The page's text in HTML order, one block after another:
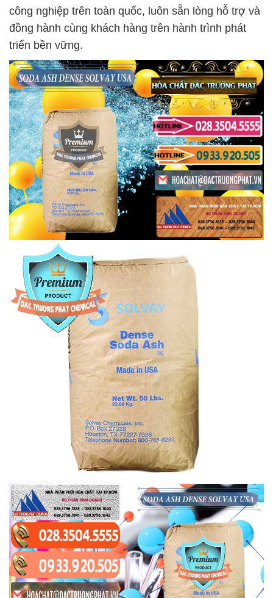
công nghiệp trên toàn quốc, luôn sẵn lòng hỗ trợ và
đồng hành cùng khách hàng trên hành trình phát
triển bền vững.